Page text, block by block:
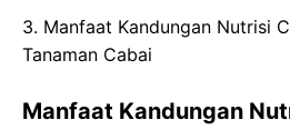
3. Manfaat Kandungan Nutrisi
Tanaman Cabai
Manfaat Kandungan